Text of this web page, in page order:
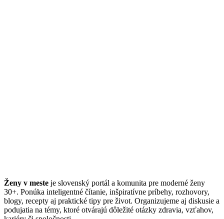
Ženy v meste je slovenský portál a komunita pre moderné ženy
30+. Ponúka inteligentné čítanie, inšpiratívne príbehy, rozhovory,
blogy, recepty aj praktické tipy pre život. Organizujeme aj diskusie a
podujatia na témy, ktoré otvárajú dôležité otázky zdravia, vzťahov,